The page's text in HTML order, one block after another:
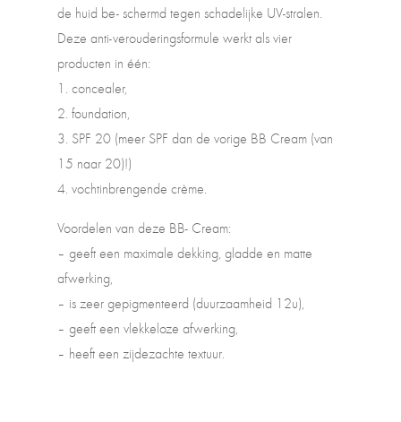
de huid be- schermd tegen schadelijke UV-stralen.
Deze anti-verouderingsformule werkt als vier
producten in één:
1. concealer,
2. foundation,
3. SPF 20 (meer SPF dan de vorige BB Cream (van
15 naar 20)!)
4. vochtinbrengende crème.
Voordelen van deze BB- Cream:
– geeft een maximale dekking, gladde en matte
afwerking,
– is zeer gepigmenteerd (duurzaamheid 12u),
– geeft een vlekkeloze afwerking,
– heeft een zijdezachte textuur.